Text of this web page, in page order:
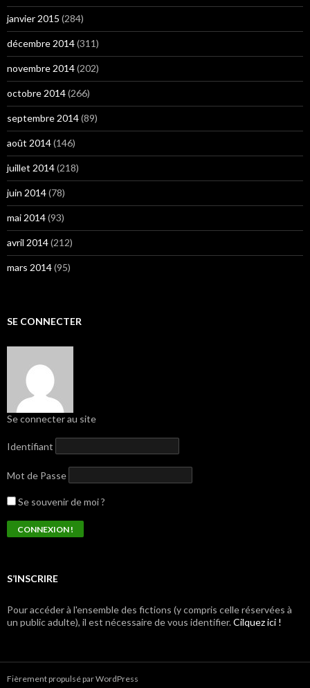
janvier 2015 (284)
décembre 2014(311)
novembre 2014(202)
octobre 2014(266)
septembre 2014(89)
août 2014(146)
juillet 2014(218)
juin 2014(78)
mai 2014(93)
avril 2014(212)
mars 2014(95)
SE CONNECTER
Se connecter au site
Identifiant
Mot de Passe
Se souvenir de moi ?
S’INSCRIRE
Pour accéder à l'ensemble des fictions (y compris celle réservées à
un public adulte), il est nécessaire de vous identifier.Cilquez ici !
Fièrement propulsé par WordPress